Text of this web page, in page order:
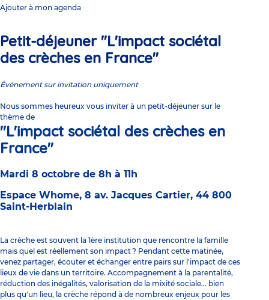
Petit-déjeuner "L'impact sociétal
des crèches en France"
Évènement sur invitation uniquement
Nous sommes heureux vous inviter à un petit-déjeuner sur le
thème de
"L'impact sociétal des crèches en
France"
Mardi 8 octobre de 8h à 11h
Espace Whome, 8 av. Jacques Cartier, 44 800
Saint-Herblain
La crèche est souvent la 1ère institution que rencontre la famille
mais quel est réellement son impact ? Pendant cette matinée,
venez partager, écouter et échanger entre pairs sur l'impact de ces
lieux de vie dans un territoire. Accompagnement à la parentalité,
réduction des inégalités, valorisation de la mixité sociale... bien
plus qu'un lieu, la crèche répond à de nombreux enjeux pour les
Ajouter à mon agenda